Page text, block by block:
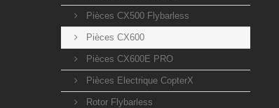
Pièces CX500 Flybarless
Pièces CX600
Pièces CX600E PRO
Pièces Electrique CopterX
Rotor Flybarless